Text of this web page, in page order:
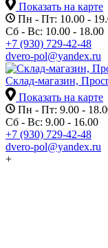
Показать на карте
Пн - Пт: 10.00 -
Сб - Вс: 10.00 - 18.00
+7 (930) 729-42-48
dvero-pol@yandex.ru
Склад-магазин,
Показать на карте
Пн - Пт: 9.00 -
Сб - Вс: 9.00 - 16.00
+7 (930) 729-42-48
dvero-pol@yandex.ru
+